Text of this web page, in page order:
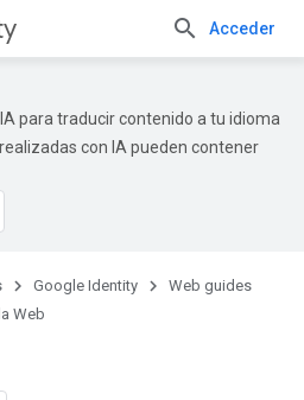
Acceder
para traducir contenido a tu idioma
con IA pueden contener
Google Identity
Web guides
Web